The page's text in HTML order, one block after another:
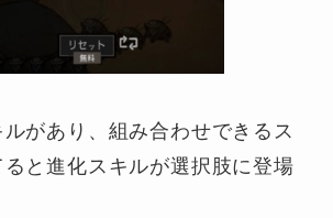
があり、組み合わせできるス
と進化スキルが選択肢に登場